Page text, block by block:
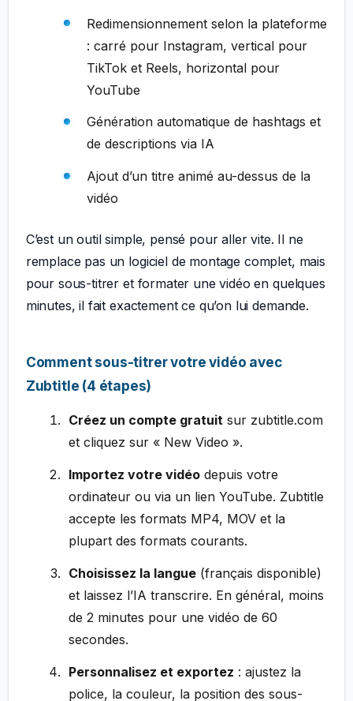
Redimensionnement selon la plateforme
: carré pour Instagram, vertical pour
TikTok et Reels, horizontal pour
YouTube
Génération automatique de hashtags et
de descriptions via IA
Ajout d’un titre animé au-dessus de la
vidéo
C’est un outil simple, pensé pour aller vite. Il ne
remplace pas un logiciel de montage complet, mais
pour sous-titrer et formater une vidéo en quelques
minutes, il fait exactement ce qu’on lui demande.
Comment sous-titrer votre vidéo avec
Zubtitle (4 étapes)
Créez un compte gratuit sur zubtitle.com
et cliquez sur « New Video ».
Importez votre vidéo depuis votre
ordinateur ou via un lien YouTube. Zubtitle
accepte les formats MP4, MOV et la
plupart des formats courants.
Choisissez la langue (français disponible)
et laissez l’IA transcrire. En général, moins
de 2 minutes pour une vidéo de 60
secondes.
Personnalisez et exportez : ajustez la
police, la couleur, la position des sous-